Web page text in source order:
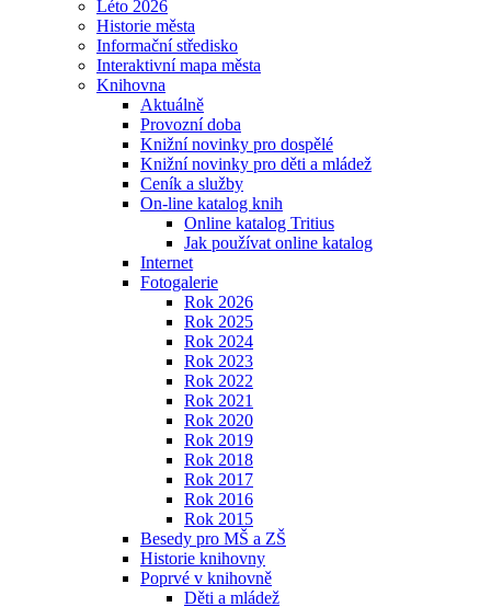
Léto 2026
Historie města
Informační středisko
Interaktivní mapa města
Knihovna
Aktuálně
Provozní doba
Knižní novinky pro dospělé
Knižní novinky pro děti a mládež
Ceník a služby
On-line katalog knih
Online katalog Tritius
Jak používat online katalog
Internet
Fotogalerie
Rok 2026
Rok 2025
Rok 2024
Rok 2023
Rok 2022
Rok 2021
Rok 2020
Rok 2019
Rok 2018
Rok 2017
Rok 2016
Rok 2015
Besedy pro MŠ a ZŠ
Historie knihovny
Poprvé v knihovně
Děti a mládež